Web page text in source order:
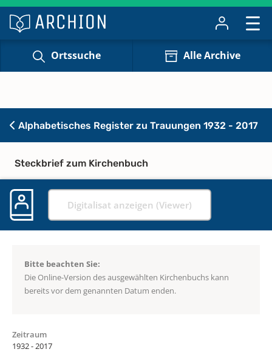
Ortssuche Alle Archive
Alphabetisches Register zu Trauungen 1932 - 2017
Steckbrief zum Kirchenbuch
Digitalisat anzeigen (Viewer)
Bitte beachten Sie:
Die Online-Version des ausgewählten Kirchenbuchs kann
bereits vor dem genannten Datum enden.
Zeitraum
1932 - 2017